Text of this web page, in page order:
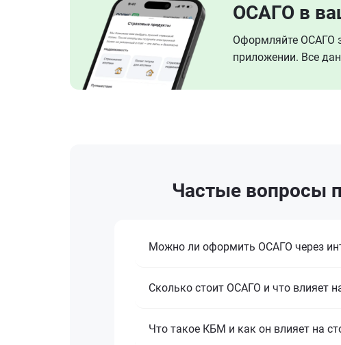
ОСАГО в
Оформляйте ОСАГО
приложении. Все
Частые вопросы
Можно ли оформить ОСАГО через
Сколько стоит ОСАГО и что влияет
Что такое КБМ и как он влияет на